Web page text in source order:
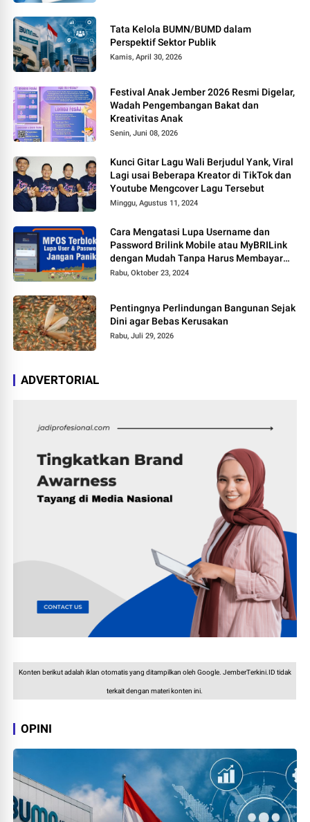
Tata Kelola BUMN/BUMD dalam
Perspektif Sektor Publik
Kamis, April 30, 2026
Festival Anak Jember 2026 Resmi Digelar,
Wadah Pengembangan Bakat dan
Kreativitas Anak
Senin, Juni 08, 2026
Kunci Gitar Lagu Wali Berjudul Yank, Viral
Lagi usai Beberapa Kreator di TikTok dan
Youtube Mengcover Lagu Tersebut
Minggu, Agustus 11, 2024
Cara Mengatasi Lupa Username dan
Password Brilink Mobile atau MyBRILink
dengan Mudah Tanpa Harus Membayar
Jasa
Rabu, Oktober 23, 2024
Pentingnya Perlindungan Bangunan Sejak
Dini agar Bebas Kerusakan
Rabu, Juli 29, 2026
ADVERTORIAL
Konten berikut adalah iklan otomatis yang ditampilkan oleh Google. JemberTerkini.ID tidak
terkait dengan materi konten ini.
OPINI